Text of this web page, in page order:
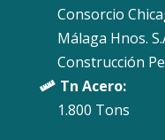
Consorcio
Málaga Hnos.
Construcción
 Tn Acero:
1.800 Tons